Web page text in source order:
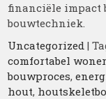
financiële impact
bouwtechniek.
Uncategorized |
comfortabel
bouwproces,
hout,